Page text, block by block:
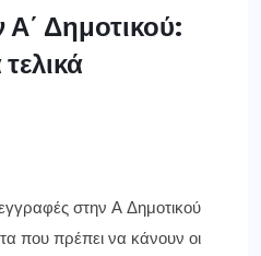
Δημοτικού:
στην Α Δημοτικού
που πρέπει να κάνουν οι